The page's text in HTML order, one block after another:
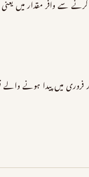
سے وافر مقدار میں
فروری میں پیدا ہونے